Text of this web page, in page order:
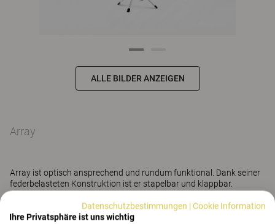
ALLE BILDER ANZEIGEN
Array
Array ist optisch ansprechend und rundum funktional. Dank seiner
federbelasteten Konstruktion ist er stapelbar und klappbar.
Mehr anzeigen
Datenschutzbestimmungen |Cookie Information
Ihre Privatsphäre ist uns wichtig